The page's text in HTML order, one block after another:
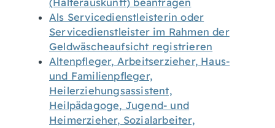
(Halterauskunft) beantragen
Als Servicedienstleisterin oder
Servicedienstleister im Rahmen der
Geldwäscheaufsicht registrieren
Altenpfleger, Arbeitserzieher, Haus-
und Familienpfleger,
Heilerziehungsassistent,
Heilpädagoge, Jugend- und
Heimerzieher, Sozialarbeiter,